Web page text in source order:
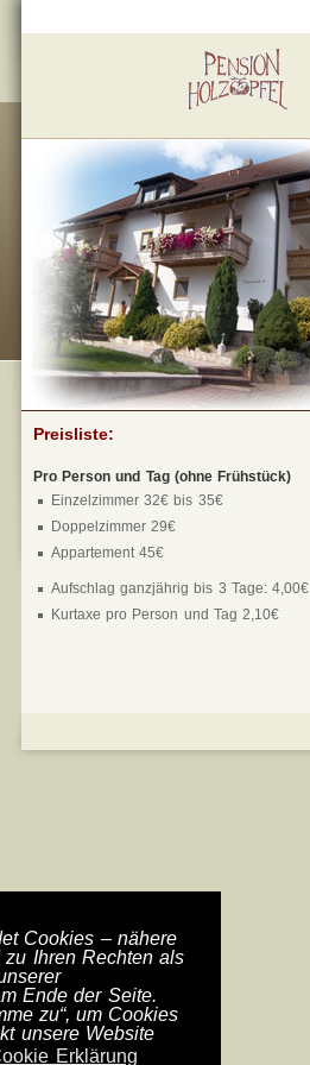
Cookies – nähere
Ihren Rechten als
Ende der Seite.
zu“, um Cookies
unsere Website
Erklärung
Preisliste:
Pro Person und Tag (ohne Frühstück)
Einzelzimmer 32€ bis 35€
Doppelzimmer 29€
Appartement 45€
Aufschlag ganzjährig bis 3 Tage: 4,00€
Kurtaxe pro Person und Tag 2,10€